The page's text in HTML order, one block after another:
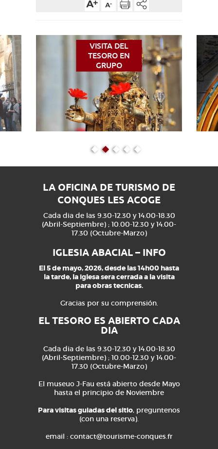
VISITA DEL
TESORO EN
GRUPO
LA OFICINA DE TURISMO DE
CONQUES LES ACOGE
Cada dia de las 9.30-12.30 y 14.00-18.30
(Abril-Septiembre) ; 10.00-12.30 y 14.00-
17.30 (Octubre-Marzo)
IGLESIA ABACIAL – INFO
El 5 de mayo, 2026, desde las 14h00 hasta
la tarde, la iglesa sera cerrada a la visita
para obras tecnicas.
Gracias por su comprensión.
EL TESORO ES ABIERTO CADA
DIA
Cada dia de las 9.30-12.30 y 14.00-18.30
(Abril-Septiembre) ; 10.00-12.30 y 14.00-
17.30 (Octubre-Marzo)
El museuo J-Fau está abierto desde Mayo
hasta el principio de Noviembre
Para visitas guiadas del sitio, preguntenos
(con una reserva).
email : contact@tourisme-conques.fr